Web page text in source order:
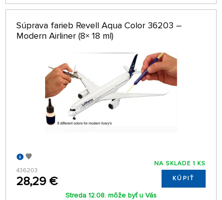
Súprava farieb Revell Aqua Color 36203 –
Modern Airliner (8× 18 ml)
436203
28,29 €
NA SKLADE 1 KS
KÚPIŤ
Streda 12.08. môže byť u Vás